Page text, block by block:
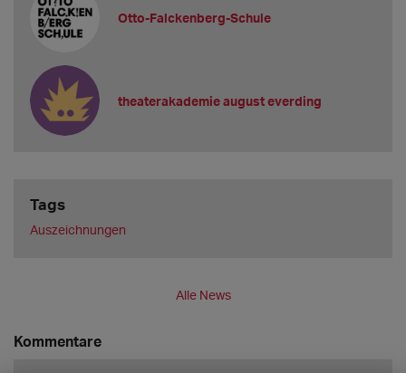
Otto-Falckenberg-Schule
theaterakademie august everding
Tags
Auszeichnungen
Alle News
Kommentare